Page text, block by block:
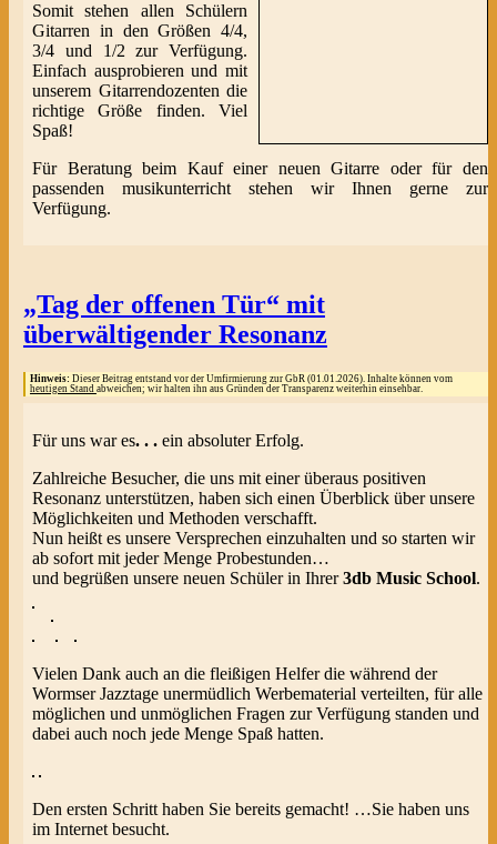
Somit stehen allen Schülern
Gitarren in den Größen 4/4,
3/4 und 1/2 zur Verfügung.
Einfach ausprobieren und mit
unserem Gitarrendozenten die
richtige Größe finden. Viel
Spaß!
Für Beratung beim Kauf einer neuen Gitarre oder für den
passenden musikunterricht stehen wir Ihnen gerne zur
Verfügung.
„Tag der offenen Tür“ mit
überwältigender Resonanz
Hinweis: Dieser Beitrag entstand vor der Umfirmierung zur GbR (01.01.2026). Inhalte können vom
heutigen Stand abweichen; wir halten ihn aus Gründen der Transparenz weiterhin einsehbar.
Für uns war es. . .ein absoluter Erfolg.
Zahlreiche Besucher, die uns mit einer überaus positiven
Resonanz unterstützen, haben sich einen Überblick über unsere
Möglichkeiten und Methoden verschafft.
Nun heißt es unsere Versprechen einzuhalten und so starten wir
ab sofort mit jeder Menge Probestunden…
und begrüßen unsere neuen Schüler in Ihrer3db Music School.
Vielen Dank auch an die fleißigen Helfer die während der
Wormser Jazztage unermüdlich Werbematerial verteilten, für alle
möglichen und unmöglichen Fragen zur Verfügung standen und
dabei auch noch jede Menge Spaß hatten.
Den ersten Schritt haben Sie bereits gemacht! …Sie haben uns
im Internet besucht.